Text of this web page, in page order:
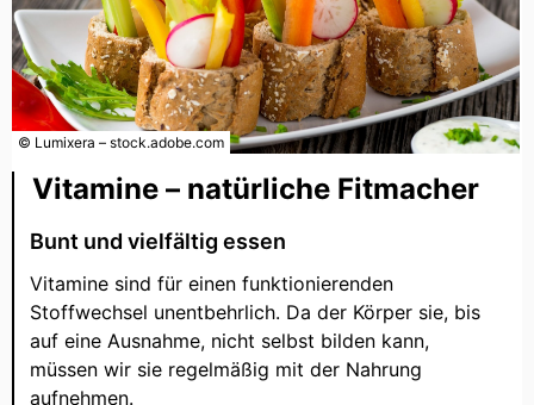
© Lumixera – stock.adobe.com
Vitamine – natürliche Fitmacher
Bunt und vielfältig essen
Vitamine sind für einen funktionierenden
Stoffwechsel unentbehrlich. Da der Körper sie, bis
auf eine Ausnahme, nicht selbst bilden kann,
müssen wir sie regelmäßig mit der Nahrung
aufnehmen.